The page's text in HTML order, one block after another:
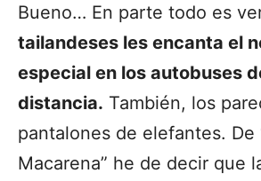
Bueno… En parte todo es
tailandeses les encanta el
especial en los autobuses
distancia. También, los
pantalones de elefantes. De
Macarena” he de decir que